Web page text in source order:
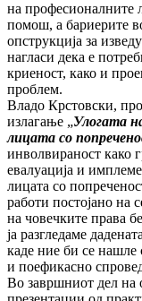
на про­фе­сио­нал­ни­те
помош, а бариерите
оп­струкција за
нагласи дека е
крие­ност, како и
проблем.
Владо Крстовски,
излагање „Улогата
ли­цата со
инволвираност како
ева­луа­ци­ја и
лицата со
работи постојано на
на човечките права
ја разгледаме
каде ние би се
и поефикасно
Во завршниот дел на